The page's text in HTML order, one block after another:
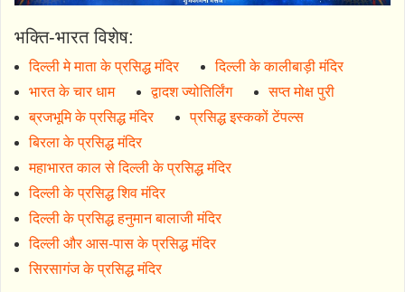
भक्ति-भारत विशेष:
दिल्ली मे माता के प्रसिद्ध मंदिर
दिल्ली के कालीबाड़ी मंदिर
भारत के चार धाम
द्वादश ज्योतिर्लिंग
सप्त मोक्ष पुरी
ब्रजभूमि के प्रसिद्ध मंदिर
प्रसिद्ध इस्ककों टेंपल्स
बिरला के प्रसिद्ध मंदिर
महाभारत काल से दिल्ली के प्रसिद्ध मंदिर
दिल्ली के प्रसिद्ध शिव मंदिर
दिल्ली के प्रसिद्ध हनुमान बालाजी मंदिर
दिल्ली और आस-पास के प्रसिद्ध मंदिर
सिरसागंज के प्रसिद्ध मंदिर